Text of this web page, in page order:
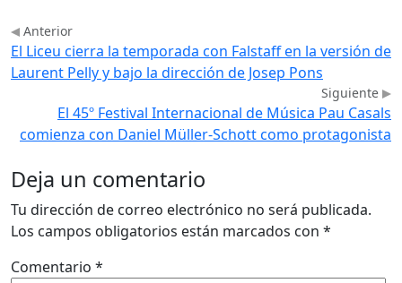
Anterior
El Liceu cierra la temporada con Falstaff en la versión de
Laurent Pelly y bajo la dirección de Josep Pons
Siguiente
El 45º Festival Internacional de Música Pau Casals
comienza con Daniel Müller-Schott como protagonista
Deja un comentario
Tu dirección de correo electrónico no será publicada.
Los campos obligatorios están marcados con *
Comentario *